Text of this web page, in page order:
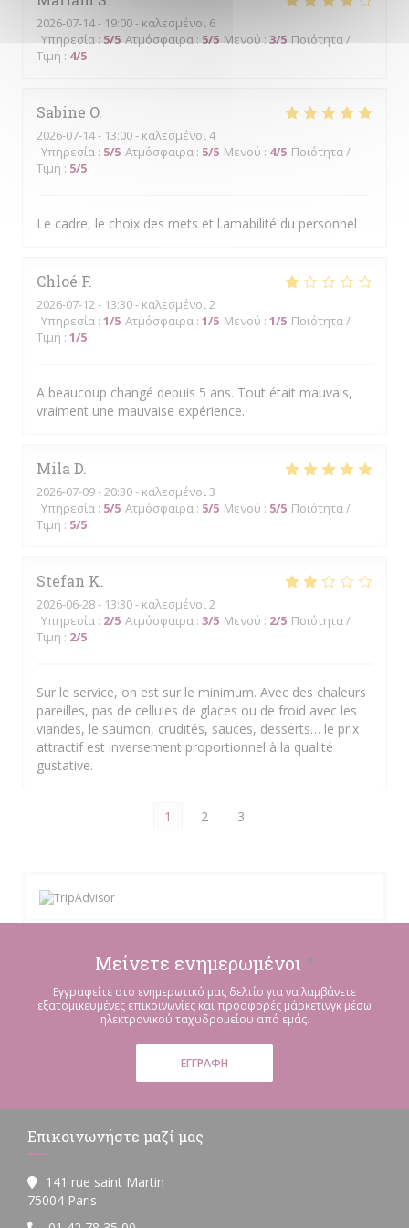
2026-07-14- 19:00 - καλεσμένοι 6
Υπηρεσία:5/5 Ατμόσφαιρα:5/5 Μενού:3/5 Ποιότητα /
Τιμή : 4/5
Sabine O
2026-07-14- 13:00 - καλεσμένοι 4
Υπηρεσία : 5/5 Ατμόσφαιρα : 5/5 Μενού : 4/5 Ποιότητα /
Τιμή : 5/5
Le cadre, le choix des mets et l.amabilité du personnel
Chloé F
2026-07-12 - 13:30 - καλεσμένοι 2
Υπηρεσία : 1/5 Ατμόσφαιρα : 1/5 Μενού : 1/5 Ποιότητα /
Τιμή : 1/5
A beaucoup changé depuis 5 ans. Tout était mauvais,
vraiment une mauvaise expérience.
Mila D
2026-07-09- 20:30 - καλεσμένοι 3
Υπηρεσία : 5/5 Ατμόσφαιρα : 5/5 Μενού : 5/5 Ποιότητα /
Τιμή : 5/5
Stefan K
2026-06-28- 13:30 - καλεσμένοι 2
Υπηρεσία : 2/5 Ατμόσφαιρα : 3/5 Μενού : 2/5 Ποιότητα /
Τιμή : 2/5
Sur le service, on est sur le minimum. Avec des chaleurs
pareilles, pas de cellules de glaces ou de froid avec les
viandes, le saumon, crudités, sauces, desserts… le prix
attractif est inversement proportionnel à la qualité
gustative.
1 2 3
Μείνετε ενημερωμένοι *
Εγγραφείτε στο ενημερωτικό μας δελτίο για να λαμβάνετε
εξατομικευμένες επικοινωνίες και προσφορές μάρκετινγκ μέσω
ηλεκτρονικού ταχυδρομείου από εμάς.
ΕΓΓΡΑΦΉ
Επικοινωνήστε μαζί μας
141 rue saint Martin
75004 Paris